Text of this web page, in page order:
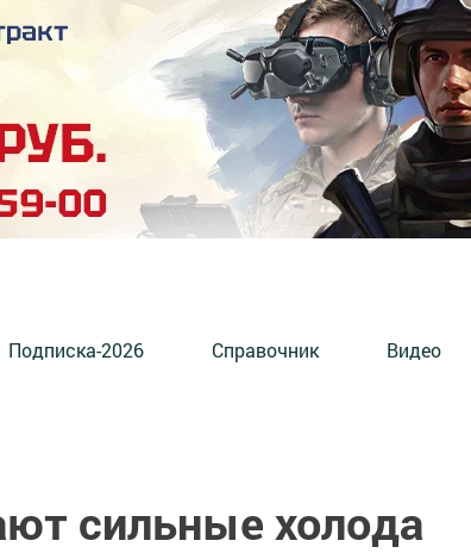
Подписка-2026 Справочник Видео
сильные холода